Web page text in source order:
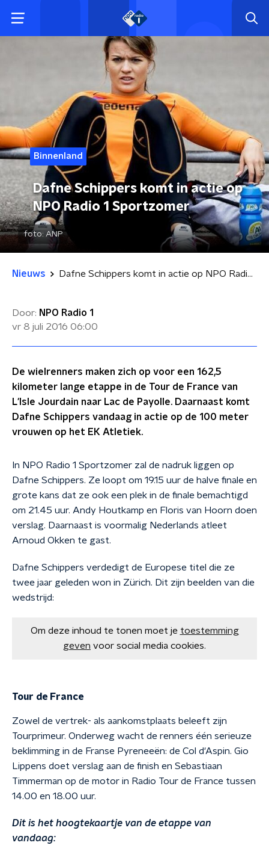
Binnenland
Dafne Schippers komt in actie op
NPO Radio 1 Sportzomer
foto: ANP
Nieuws Dafne Schippers komt in actie op NPO Radio 1 Sportzomer
Door: NPO Radio 1
vr 8 juli 2016 06:00
De wielrenners maken zich op voor een 162,5
kilometer lange etappe in de Tour de France van
L'Isle Jourdain naar Lac de Payolle. Daarnaast komt
Dafne Schippers vandaag in actie op de 100 meter
vrouwen op het EK Atletiek.
In NPO Radio 1 Sportzomer zal de nadruk liggen op
Dafne Schippers. Ze loopt om 19.15 uur de halve finale en
grote kans dat ze ook een plek in de finale bemachtigd
om 21.45 uur. Andy Houtkamp en Floris van Hoorn doen
verslag. Daarnaast is voormalig Nederlands atleet
Arnoud Okken te gast.
Dafne Schippers verdedigt de Europese titel die ze
twee jaar geleden won in Zürich. Dit zijn beelden van die
wedstrijd:
Om deze inhoud te tonen moet je toestemming
geven voor social media cookies.
Tour de France
Zowel de vertrek- als aankomstplaats beleeft zijn
Tourprimeur. Onderweg wacht de renners één serieuze
beklimming in de Franse Pyreneeën: de Col d'Aspin. Gio
Lippens doet verslag aan de finish en Sebastiaan
Timmerman op de motor in Radio Tour de France tussen
14.00 en 18.00 uur.
Dit is het hoogtekaartje van de etappe van
vandaag: